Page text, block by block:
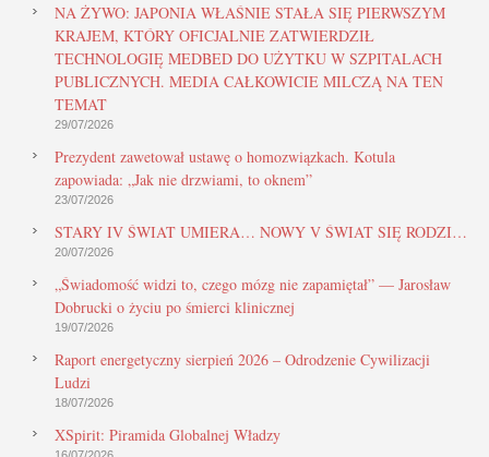
NA ŻYWO: JAPONIA WŁAŚNIE STAŁA SIĘ PIERWSZYM
KRAJEM, KTÓRY OFICJALNIE ZATWIERDZIŁ
TECHNOLOGIĘ MEDBED DO UŻYTKU W SZPITALACH
PUBLICZNYCH. MEDIA CAŁKOWICIE MILCZĄ NA TEN
TEMAT
29/07/2026
Prezydent zawetował ustawę o homozwiązkach. Kotula
zapowiada: „Jak nie drzwiami, to oknem”
23/07/2026
STARY IV ŚWIAT UMIERA… NOWY V ŚWIAT SIĘ RODZI…
20/07/2026
„Świadomość widzi to, czego mózg nie zapamiętał” — Jarosław
Dobrucki o życiu po śmierci klinicznej
19/07/2026
Raport energetyczny sierpień 2026 – Odrodzenie Cywilizacji
Ludzi
18/07/2026
XSpirit: Piramida Globalnej Władzy